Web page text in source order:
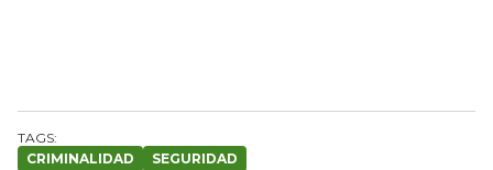
CRIMINALIDAD SEGURIDAD